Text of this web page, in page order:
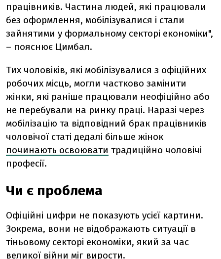
працівників. Частина людей, які працювали
без оформлення, мобілізувалися і стали
зайнятими у формальному секторі економіки",
– пояснює Цимбал.
Тих чоловіків, які мобілізувалися з офіційних
робочих місць, могли частково замінити
жінки, які раніше працювали неофіційно або
не перебували на ринку праці. Наразі через
мобілізацію та відповідний брак працівників
чоловічої статі дедалі більше жінок
починають освоювати традиційно чоловічі
професії.
Чи є проблема
Офіційні цифри не показують усієї картини.
Зокрема, вони не відображають ситуації в
тіньовому секторі економіки, який за час
великої війни міг вирости.